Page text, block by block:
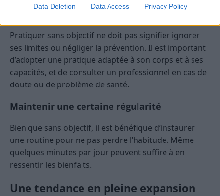
Data Deletion Data Access Privacy Policy
Ne pas négliger la santé
Pratiquer sans objectif ne doit pas signifier ignorer
ses limites ou négliger la prévention. Il est important
d’adopter une pratique adaptée à son corps et à ses
capacités, et de consulter un professionnel en cas de
doute ou de problème de santé.
Maintenir une certaine régularité
Bien que sans objectif, il est bénéfique d’instaurer
une routine pour ne pas perdre l’habitude. Même
quelques minutes par jour peuvent suffire à en
ressentir les bienfaits.
Une tendance en pleine expansion